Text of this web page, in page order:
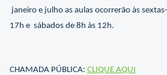
janeiro e julho as aulas ocorrerão às
17h e sábados de 8h às 12h.
CHAMADA PÚBLICA: CLIQUE AQUI